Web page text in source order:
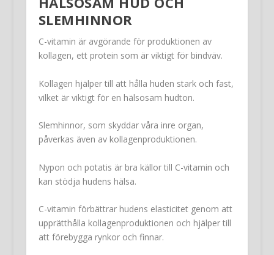
SLEMHINNOR
C-vitamin är avgörande för produktionen av
kollagen, ett protein som är viktigt för bindväv.
Kollagen hjälper till att hålla huden stark och fast,
vilket är viktigt för en hälsosam hudton.
Slemhinnor, som skyddar våra inre organ,
påverkas även av kollagenproduktionen.
Nypon och potatis är bra källor till C-vitamin och
kan stödja hudens hälsa.
C-vitamin förbättrar hudens elasticitet genom att
upprätthålla kollagenproduktionen och hjälper till
att förebygga rynkor och finnar.